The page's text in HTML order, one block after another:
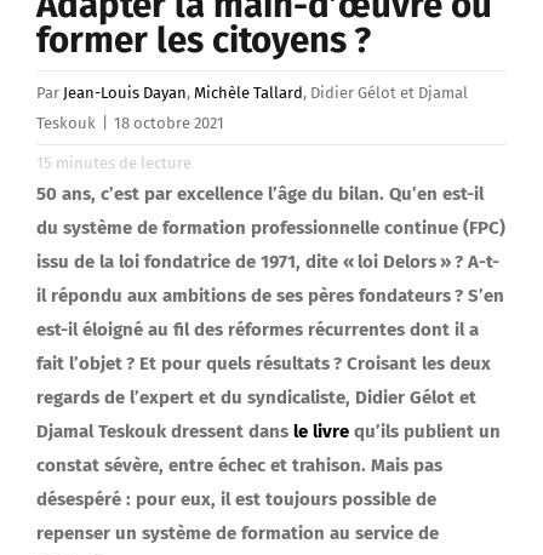
former les citoyens ?
Par Jean-Louis Dayan, Michèle Tallard, Didier Gélot et Djamal
Teskouk
18 octobre 2021
15 minutes de lecture
50 ans, c’est par excellence l’âge du bilan. Qu’en est-il
du système de formation professionnelle continue (FPC)
issu de la loi fondatrice de 1971, dite « loi Delors » ? A-t-
il répondu aux ambitions de ses pères fondateurs ? S’en
est-il éloigné au fil des réformes récurrentes dont il a
fait l’objet ? Et pour quels résultats ? Croisant les deux
regards de l’expert et du syndicaliste, Didier Gélot et
Djamal Teskouk dressent dans le livre qu’ils publient un
constat sévère, entre échec et trahison. Mais pas
désespéré : pour eux, il est toujours possible de
repenser un système de formation au service de